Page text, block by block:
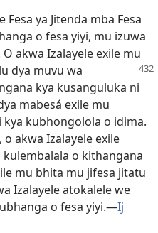
Fesa ya Jitenda mba Fesa
o fesa yiyi, mu izuwa
akwa Izalayele exile mu
dya muvu wa
kya kusanguluka ni
mabesá exile mu
kubhongolola o idima.
akwa Izalayele exile
o kithangana
mu bhita mu jifesa jitatu
Izalayele atokalele we
o fesa yiyi.—Ij